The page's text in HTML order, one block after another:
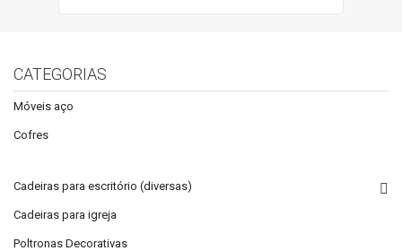
CATEGORIAS
Móveis aço
Cofres
Cadeiras para escritório (diversas)
Cadeiras para igreja
Poltronas Decorativas